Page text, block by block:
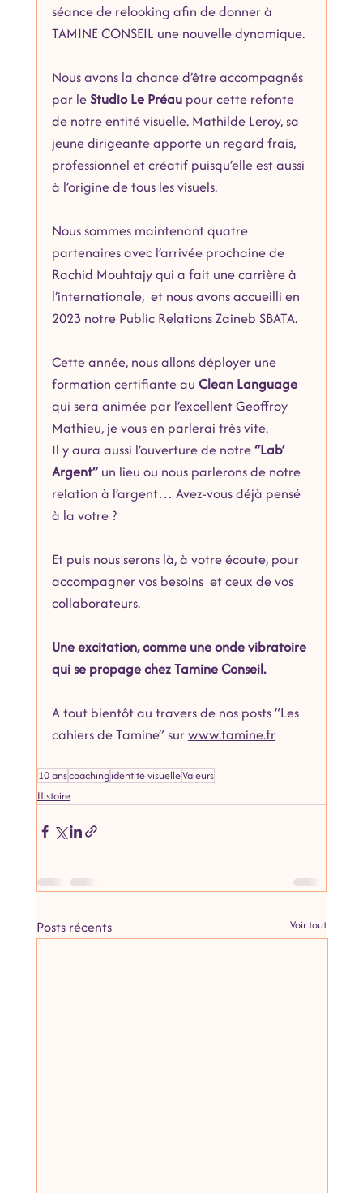
séance de relooking afin de donner à
TAMINE CONSEIL une nouvelle dynamique.
Nous avons la chance d’être accompagnés
par le Studio Le Préau pour cette refonte
de notre entité visuelle. Mathilde Leroy, sa
jeune dirigeante apporte un regard frais,
professionnel et créatif puisqu’elle est aussi
à l’origine de tous les visuels.
Nous sommes maintenant quatre
partenaires avec l’arrivée prochaine de
Rachid Mouhtajy qui a fait une carrière à
l’internationale,  et nous avons accueilli en
2023 notre Public Relations Zaineb SBATA.
Cette année, nous allons déployer une
formation certifiante au Clean Language
qui sera animée par l’excellent Geoffroy
Mathieu, je vous en parlerai très vite.
Il y aura aussi l’ouverture de notre “Lab’
Argent” un lieu ou nous parlerons de notre
relation à l’argent… Avez-vous déjà pensé
à la votre ?
Et puis nous serons là, à votre écoute, pour
accompagner vos besoins  et ceux de vos
collaborateurs.
Une excitation, comme une onde vibratoire
qui se propage chez Tamine Conseil.
A tout bientôt au travers de nos posts “Les
cahiers de Tamine” sur www.tamine.fr
10 anscoachingidentité visuelleValeurs
Histoire
Posts récents Voir tout